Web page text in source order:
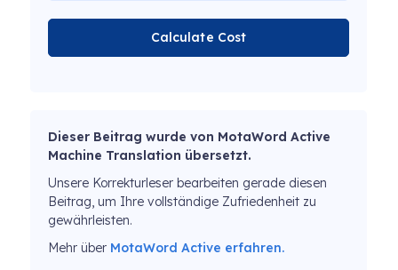
Calculate Cost
Dieser Beitrag wurde von MotaWord Active
Machine Translation übersetzt.
Unsere Korrekturleser bearbeiten gerade diesen
Beitrag, um Ihre vollständige Zufriedenheit zu
gewährleisten.
Mehr über MotaWord Active erfahren.